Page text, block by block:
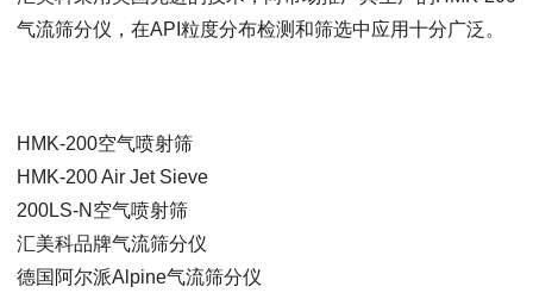
气流筛分仪，在API粒度分布检测和筛选中应用十分广泛。
HMK-200空气喷射筛
HMK-200 Air Jet Sieve
200LS-N空气喷射筛
汇美科品牌气流筛分仪
德国阿尔派Alpine气流筛分仪